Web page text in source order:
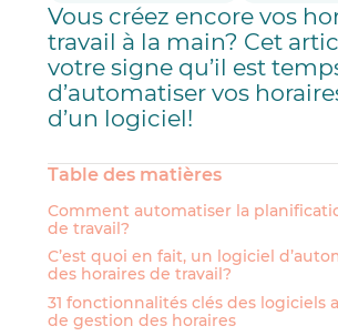
Vous créez encore vos
travail à la main? Cet
votre signe qu’il est
d’automatiser vos
d’un logiciel!
Table des matières
Comment automatiser la
de travail?
C’est quoi en fait, un logiciel
des horaires de travail?
31 fonctionnalités clés des logiciels
de gestion des horaires